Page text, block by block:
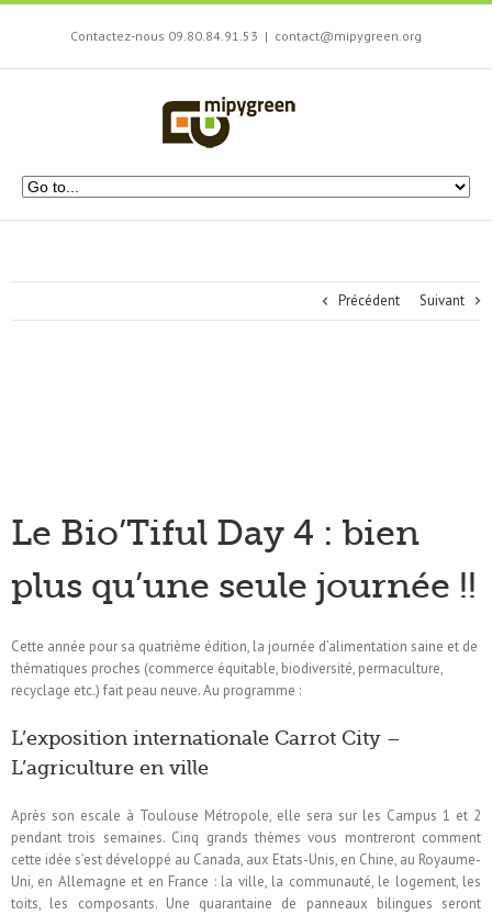
Contactez-nous 09.80.84.91.53 | contact@mipygreen.org
Précédent Suivant
Le Bio’Tiful Day 4 : bien
plus qu’une seule journée !!
Cette année pour sa quatrième édition, la journée d’alimentation saine et de
thématiques proches (commerce équitable, biodiversité, permaculture,
recyclage etc.) fait peau neuve. Au programme :
L’exposition internationale Carrot City –
L’agriculture en ville
Après son escale à Toulouse Métropole, elle sera sur les Campus 1 et 2
pendant trois semaines. Cinq grands thèmes vous montreront comment
cette idée s’est développé au Canada, aux Etats-Unis, en Chine, au Royaume-
Uni, en Allemagne et en France : la ville, la communauté, le logement, les
toits, les composants. Une quarantaine de panneaux bilingues seront